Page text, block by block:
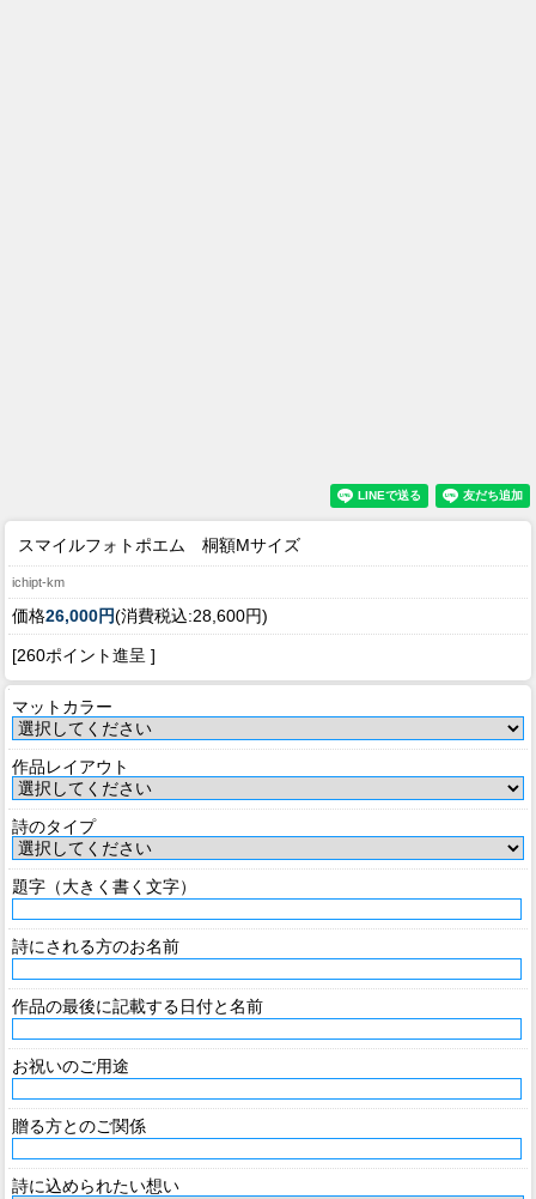
スマイルフォトポエム 桐額Mサイズ
ichipt-km
価格26,000円(消費税込:28,600円)
[260ポイント進呈 ]
マットカラー
作品レイアウト
詩のタイプ
題字（大きく書く文字）
詩にされる方のお名前
作品の最後に記載する日付と名前
お祝いのご用途
贈る方とのご関係
詩に込められたい想い